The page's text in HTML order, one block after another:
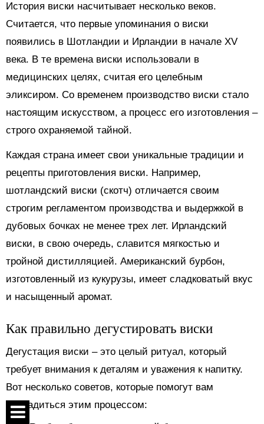
История виски насчитывает несколько веков.
Считается, что первые упоминания о виски
появились в Шотландии и Ирландии в начале XV
века. В те времена виски использовали в
медицинских целях, считая его целебным
эликсиром. Со временем производство виски стало
настоящим искусством, а процесс его изготовления –
строго охраняемой тайной.
Каждая страна имеет свои уникальные традиции и
рецепты приготовления виски. Например,
шотландский виски (скотч) отличается своим
строгим регламентом производства и выдержкой в
дубовых бочках не менее трех лет. Ирландский
виски, в свою очередь, славится мягкостью и
тройной дистилляцией. Американский бурбон,
изготовленный из кукурузы, имеет сладковатый вкус
и насыщенный аромат.
Как правильно дегустировать виски
Дегустация виски – это целый ритуал, который
требует внимания к деталям и уважения к напитку.
Вот несколько советов, которые помогут вам
насладиться этим процессом: